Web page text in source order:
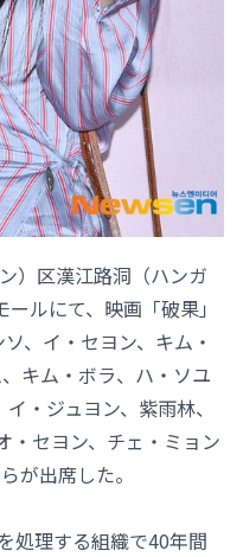
）区漢江路洞（ハンガ
ルにて、映画「破果」
、イ・セヨン、キム・
キム・ボラ、ハ・ソユ
・ジュヨン、紫雨林、
・セヨン、チェ・ミョン
が出席した。
処理する組織で40年間